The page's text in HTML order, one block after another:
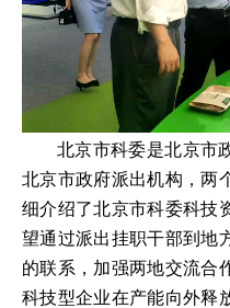
北京市科委是北京市
北京市政府派出机构，两
细介绍了北京市科委科技
望通过派出挂职干部到地
的联系，加强两地交流合
科技型企业在产能向外释